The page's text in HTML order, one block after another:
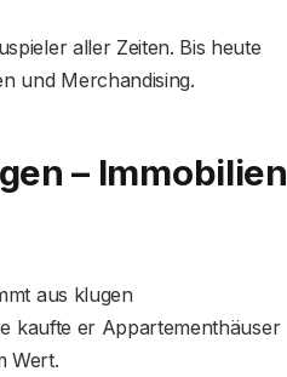
aller Zeiten. Bis heute
und Merchandising.
– Immobilien
aus klugen
kaufte er Appartementhäuser
Wert.